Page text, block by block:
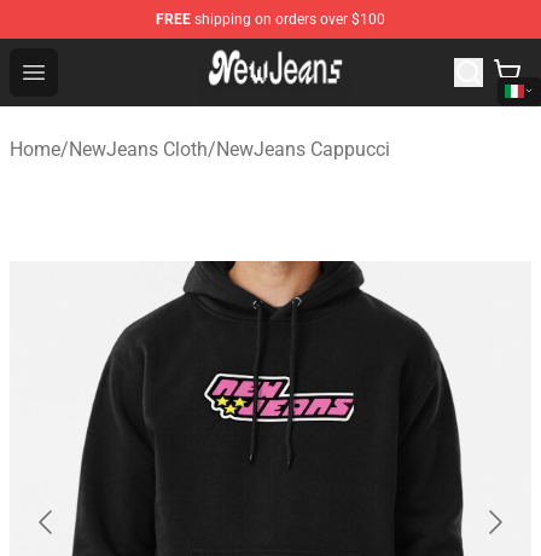
FREE shipping on orders over $100
Open menu
NewJeans Store - Official NewJeans Merchandise Shop
Home/NewJeans Cloth/NewJeans Cappucci